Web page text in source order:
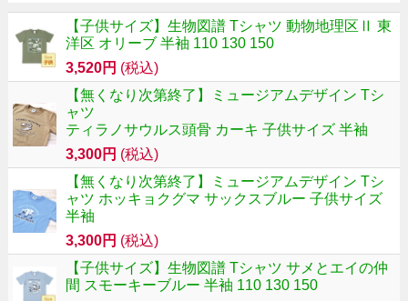
【子供サイズ】生物図譜 Tシャツ 動物地理区Ⅱ 東
洋区 オリーブ 半袖 110 130 150
3,520円 (税込)
【無くなり次第終了】ミュージアムデザイン Tシ
ャツ
ティラノサウルス頭骨 カーキ 子供サイズ 半袖
3,300円 (税込)
【無くなり次第終了】ミュージアムデザイン Tシ
ャツ ホッキョクグマ サックスブルー 子供サイズ
半袖
3,300円 (税込)
【子供サイズ】生物図譜 Tシャツ サメとエイの仲
間 スモーキーブルー 半袖 110 130 150